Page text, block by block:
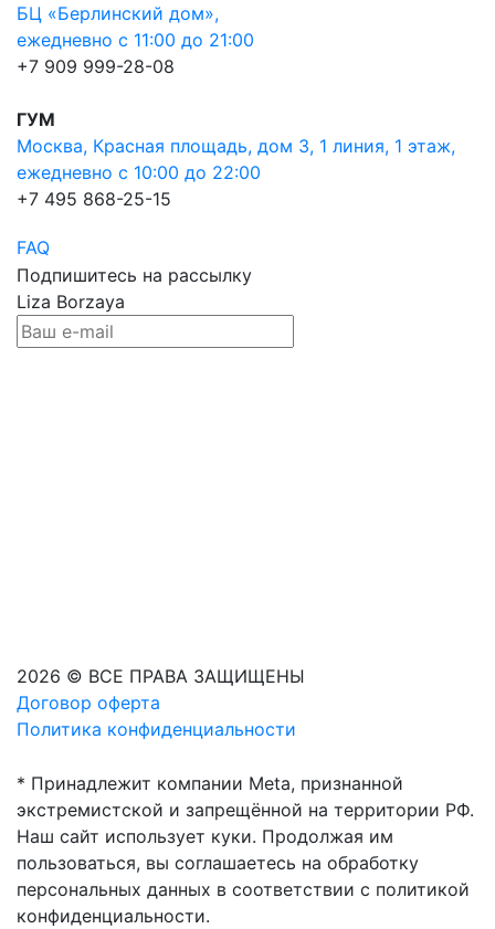
БЦ «Берлинский дом»,
ежедневно с 11:00 до 21:00
+7 909 999-28-08
ГУМ
Москва, Красная площадь, дом 3, 1 линия, 1 этаж,
ежедневно с 10:00 до 22:00
+7 495 868-25-15
FAQ
Подпишитесь на рассылку
Liza Borzaya
2026 © ВСЕ ПРАВА ЗАЩИЩЕНЫ
Договор оферта
Политика конфиденциальности
* Принадлежит компании Meta, признанной
экстремистской и запрещённой на территории РФ.
Наш сайт использует куки. Продолжая им
пользоваться, вы соглашаетесь на обработку
персональных данных в соответствии с политикой
конфиденциальности.